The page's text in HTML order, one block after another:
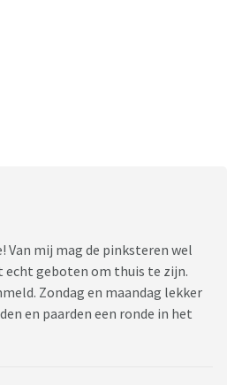
Van mij mag de pinksteren wel
echt geboten om thuis te zijn.
Zondag en maandag lekker
en paarden een ronde in het